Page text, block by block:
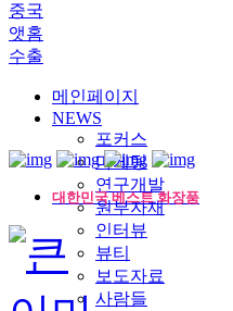
중국
앳홈
수출
메인페이지
NEWS
포커스
마케팅
연구개발
원부자재
인터뷰
뷰티
보도자료
사람들
대한민국 베스트 화장품